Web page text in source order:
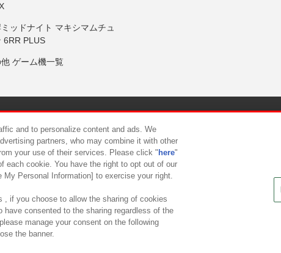
ッドナイト マキシマムチュ
6RR PLUS
ゲーム機一覧
について カスタマーハラスメント対応方針
and to personalize content and ads. We
partners, who may combine it with other
your use of their services. Please click " here"
each cookie. You have the right to opt out of our
Personal Information] to exercise your right.
, if you choose to allow the sharing of cookies
have consented to the sharing regardless of the
manage your consent on the following
the banner.